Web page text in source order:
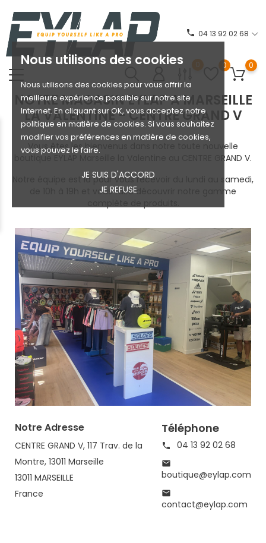
Nous utilisons des cookies
Nous utilisons des cookies pour vous offrir la
meilleure expérience possible sur notre site
Internet. En cliquant sur OK, vous acceptez notre
politique en matière de cookies. Si vous souhaitez
modifier vos préférences en matière de cookies,
vous pouvez le faire.
JE SUIS D'ACCORD
JE REFUSE
phone 04 13 92 02 68
0 0 0
NOTRE MAGASIN EYLAP A MARSEILLE
LA VALENTINE - CENTRE GRAND V
Vous êtes les bienvenus dans notre toute nouvelle
boutique EYLAP Marseille la Valentine au CENTRE GRAND V.
Notre équipe est là pour vous recevoir du lundi au samedi,
de 10h à 19h et vous faire découvrir notre gamme
Notre Adresse
CENTRE GRAND V, 117 Trav. de la
Montre, 13011 Marseille
13011 MARSEILLE
France
Téléphone
 04 13 92 02 68

boutique@eylap.com

contact@eylap.com